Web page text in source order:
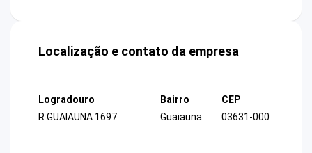
Localização e contato da empresa
Logradouro
R GUAIAUNA 1697
Bairro
Guaiauna
CEP
03631-000